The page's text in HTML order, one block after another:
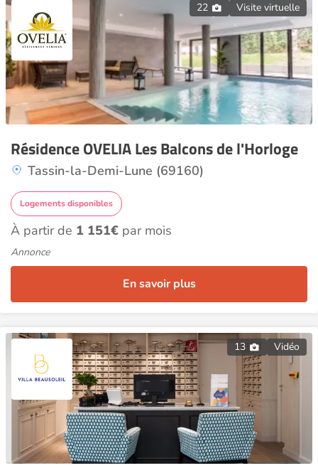
22 Visite virtuelle
Résidence OVELIA Les Balcons de l'Horloge
Tassin-la-Demi-Lune (69160)
Logements disponibles
À partir de 1 151€ par mois
Annonce
En savoir plus
13 Vidéo